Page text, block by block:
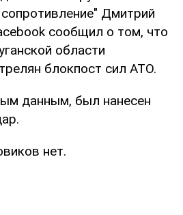
Дмитрий
сообщил о том, что
области
блокпост сил АТО.
данным, был нанесен
нет.